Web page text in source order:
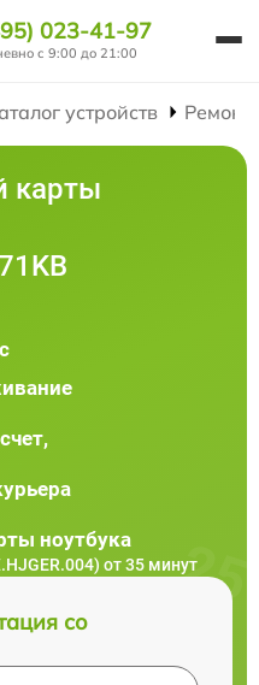
023-41-97
с 9:00 до 21:00
устройств Ремонт
карты
ноутбука
от 35 минут
со